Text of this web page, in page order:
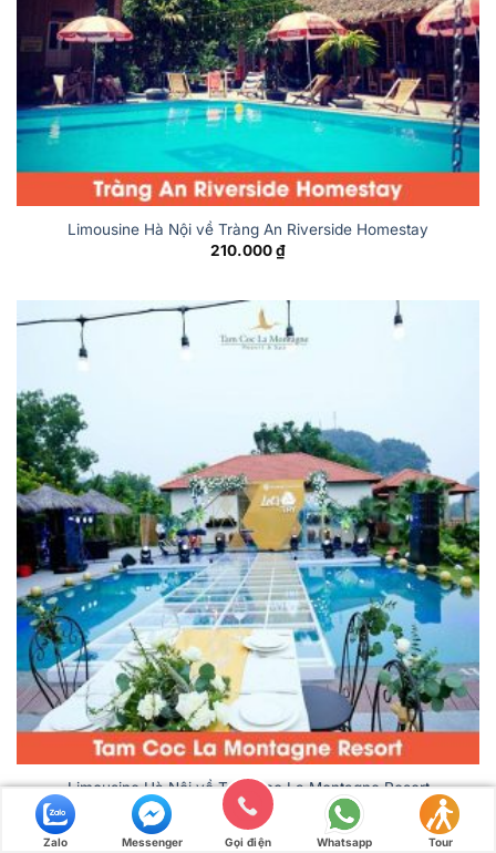
Limousine Hà Nội về Tràng An Riverside Homestay
210.000₫
Limousine Hà Nội về Tam Coc La Montagne Resort
210.000
Zalo Messenger Gọi điện Whatsapp Tour